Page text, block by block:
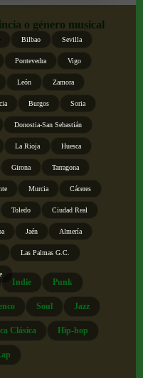
o género musical
Bilbao Sevilla
Pontevedra Vigo
León Zamora
Burgos Soria
Donostia-San Sebastián
La Rioja Huesca
Girona Tarragona
Murcia Cáceres
Toledo Ciudad Real
Jaén Almería
Las Palmas G.C.
Indie Punk
Soul Jazz
Clásica Hip-hop